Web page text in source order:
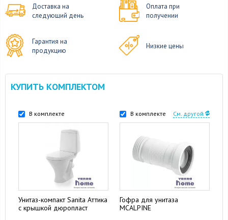
Доставка на
следующий день
Оплата при
получении
Гарантия на
продукцию
Низкие цены
КУПИТЬ КОМПЛЕКТОМ
В комплекте
Унитаз-компакт Sanita Аттика
с крышкой дюропласт
В комплекте См. другой
Гофра для унитаза
MCALPINE